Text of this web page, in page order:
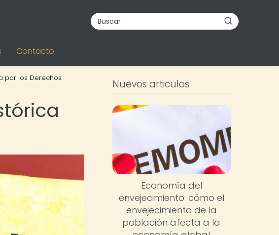
Contacto
por los Derechos
Nuevos articulos
Economía del
envejecimiento: cómo el
envejecimiento de la
población afecta a la